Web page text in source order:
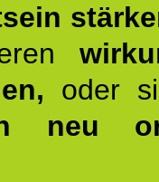
oder
neu